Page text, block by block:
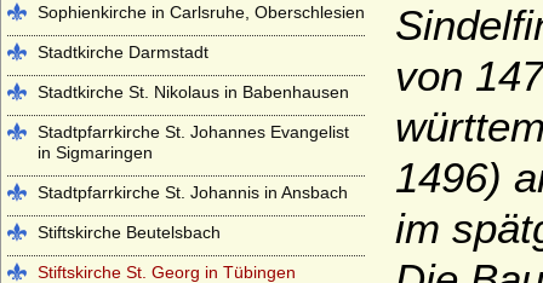
von
1496)
im
Sophienkirche in Carlsruhe, Oberschlesien
Stadtkirche Darmstadt
Stadtkirche St. Nikolaus in Babenhausen
Stadtpfarrkirche St. Johannes Evangelist
in Sigmaringen
Stadtpfarrkirche St. Johannis in Ansbach
Stiftskirche Beutelsbach
Stiftskirche St. Georg in Tübingen